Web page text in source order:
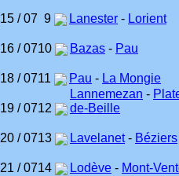
15 / 07 9 Lanester - Lorient
16 / 0710 Bazas - Pau
18 / 0711 Pau - La Mongie
19 / 0712
Lannemezan -
de-Beille
20 / 0713 Lavelanet- Béziers
21 / 0714 Lodève - Mont-